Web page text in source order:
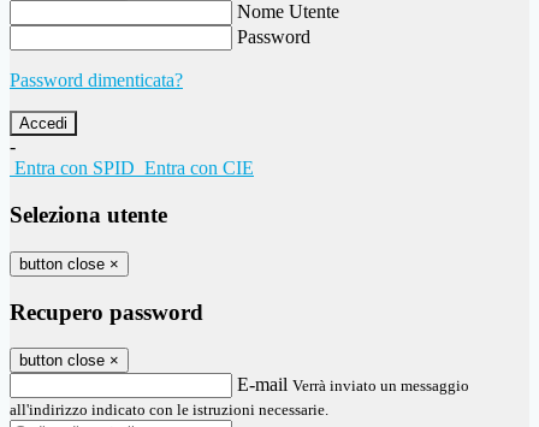
Nome Utente
Password
Password dimenticata?
-
Entra con SPID Entra con CIE
Seleziona utente
button close ×
Recupero password
button close ×
E-mail Verrà inviato un messaggio
all'indirizzo indicato con le istruzioni necessarie.